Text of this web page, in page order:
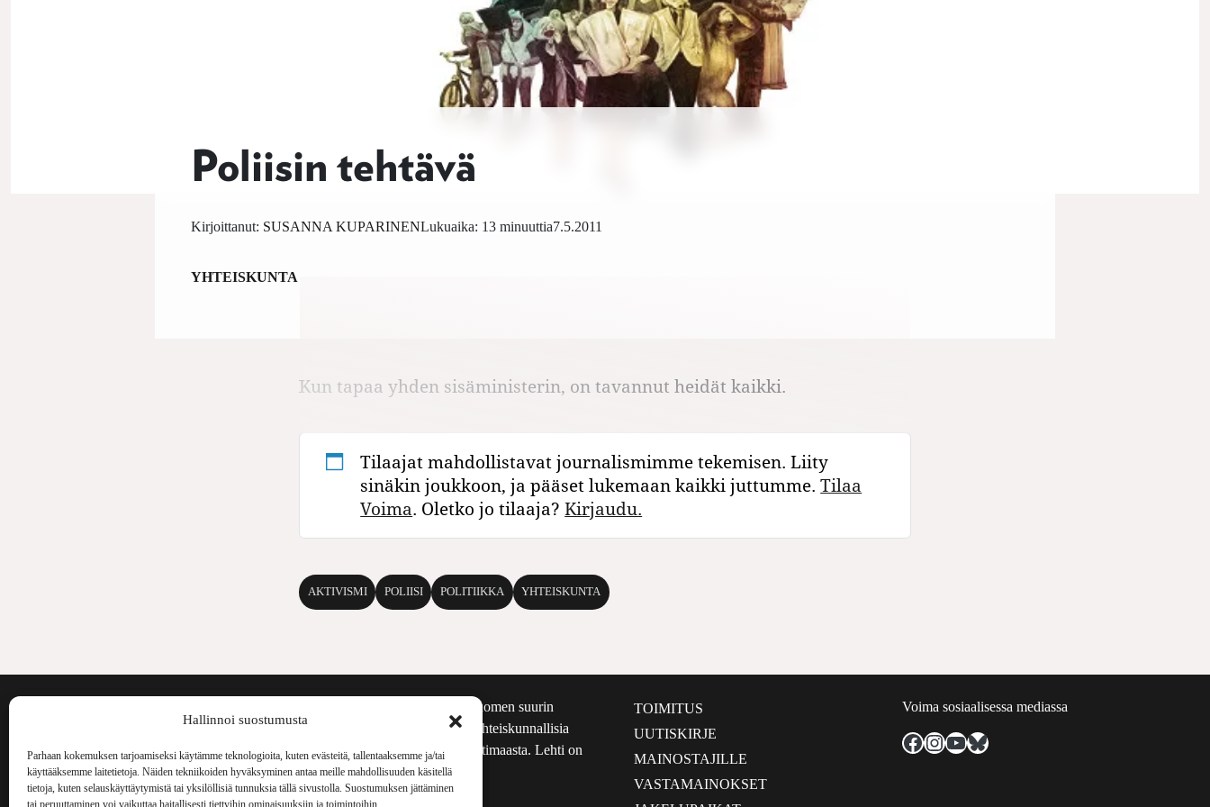
Hallinnoi suostumusta
Parhaan kokemuksen tarjoamiseksi käytämme teknologioita, kuten evästeitä, tallentaaksemme ja/tai
käyttääksemme laitetietoja. Näiden tekniikoiden hyväksyminen antaa meille mahdollisuuden käsitellä
tietoja, kuten selauskäyttäytymistä tai yksilöllisiä tunnuksia tällä sivustolla. Suostumuksen jättäminen
tai peruuttaminen voi vaikuttaa haitallisesti tiettyihin ominaisuuksiin ja toimintoihin.
Poliisin tehtävä
7.5.2011
Kirjoittanut: SUSANNA KUPARINENLukuaika: 13 minuuttia
YHTEISKUNTA
Kun tapaa yhden sisäministerin, on tavannut heidät kaikki.
Tilaajat mahdollistavat journalismimme tekemisen. Liity
sinäkin joukkoon, ja pääset lukemaan kaikki juttumme.Tilaa
Voima. Oletko jo tilaaja?Kirjaudu.
AKTIVISMI POLIISI POLITIIKKA YHTEISKUNTA
Voima Kustannus
Vellamonkatu 30 B 3 krs.
Voima on painosmäärältään Suomen suurin
kulttuurilehti. Se nostaa esiin yhteiskunnallisia
aiheita niin maailmalta kuin kotimaasta. Lehti on
ilmestynyt vuodesta 1999.
TOIMITUS
UUTISKIRJE
MAINOSTAJILLE
VASTAMAINOKSET
Voima sosiaalisessa mediassa
Facebook
Instagram
YouTube
Bluesky